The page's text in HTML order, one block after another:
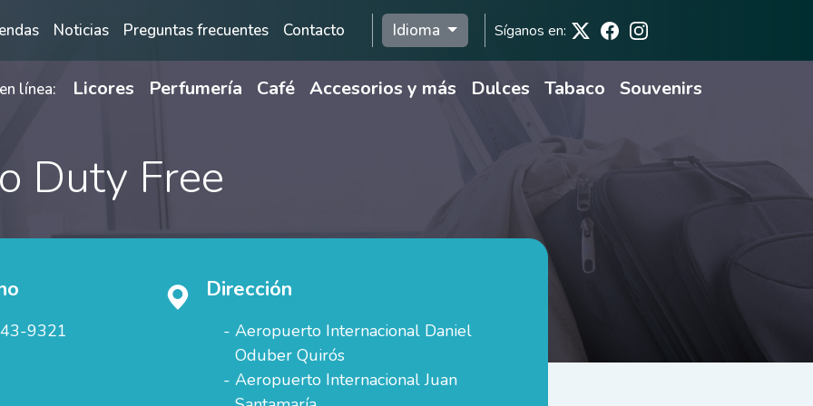
Noticias Preguntas frecuentes Contacto Idioma Síganos en:
línea: Licores Perfumería Café Accesorios y más Dulces Tabaco Souvenirs
Duty Free
9321
Dirección
Aeropuerto Internacional Daniel
Oduber Quirós
Aeropuerto Internacional Juan